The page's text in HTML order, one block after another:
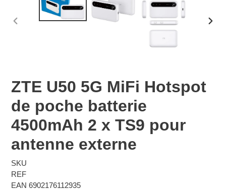
ZTE U50 5G MiFi Hotspot
de poche batterie
4500mAh 2 x TS9 pour
antenne externe
SKU
REF
EAN 6902176112935